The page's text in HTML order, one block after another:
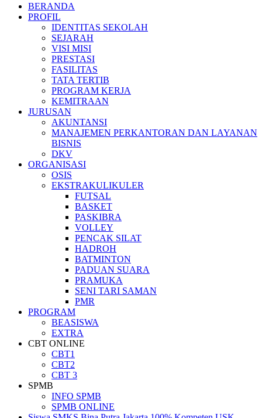
BERANDA
PROFIL
IDENTITAS SEKOLAH
SEJARAH
VISI MISI
PRESTASI
FASILITAS
TATA TERTIB
PROGRAM KERJA
KEMITRAAN
JURUSAN
AKUNTANSI
MANAJEMEN PERKANTORAN DAN LAYANAN
BISNIS
DKV
ORGANISASI
OSIS
EKSTRAKULIKULER
FUTSAL
BASKET
PASKIBRA
VOLLEY
PENCAK SILAT
HADROH
BATMINTON
PADUAN SUARA
PRAMUKA
SENI TARI SAMAN
PMR
PROGRAM
BEASISWA
EXTRA
CBT ONLINE
CBT1
CBT2
CBT 3
SPMB
INFO SPMB
SPMB ONLINE